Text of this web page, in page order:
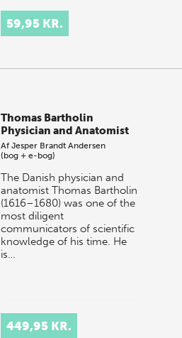
59,95 KR.
Thomas Bartholin
Physician and Anatomist
AfJesper Brandt Andersen
(bog + e-bog)
The Danish physician and
anatomist Thomas Bartholin
(1616–1680) was one of the
most diligent
communicators of scientific
knowledge of his time. He
is…
449,95 KR.